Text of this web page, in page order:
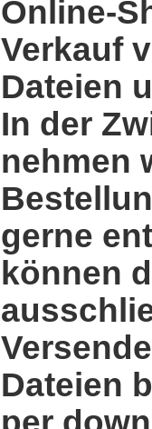
Online-
Verkauf
Dateien
In der
nehmen
gerne
können
Dateien